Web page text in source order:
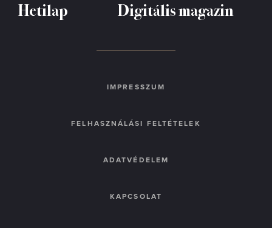
Hetilap Digitális magazin
IMPRESSZUM
FELHASZNÁLÁSI FELTÉTELEK
ADATVÉDELEM
KAPCSOLAT